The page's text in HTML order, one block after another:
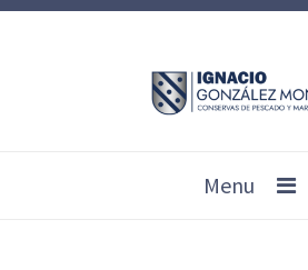
Menu